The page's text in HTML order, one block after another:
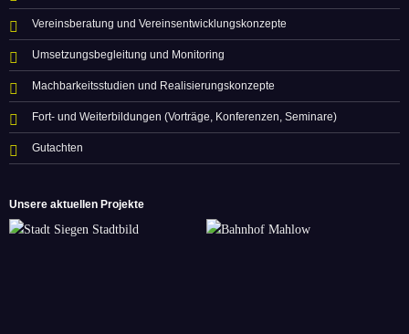
Vereinsberatung und Vereinsentwicklungskonzepte
Umsetzungsbegleitung und Monitoring
Machbarkeitsstudien und Realisierungskonzepte
Fort- und Weiterbildungen (Vorträge, Konferenzen, Seminare)
Gutachten
Unsere aktuellen Projekte